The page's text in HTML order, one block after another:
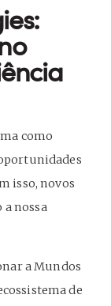
como
isso, novos
nossa
a Mundos
de